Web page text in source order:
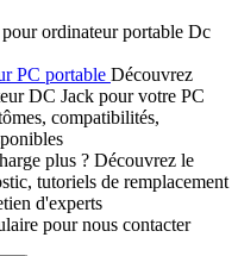
ordinateur portable Dc
PC portable Découvrez
DC Jack pour votre PC
compatibilités,
plus ? Découvrez le
tutoriels de remplacement
d'experts
pour nous contacter